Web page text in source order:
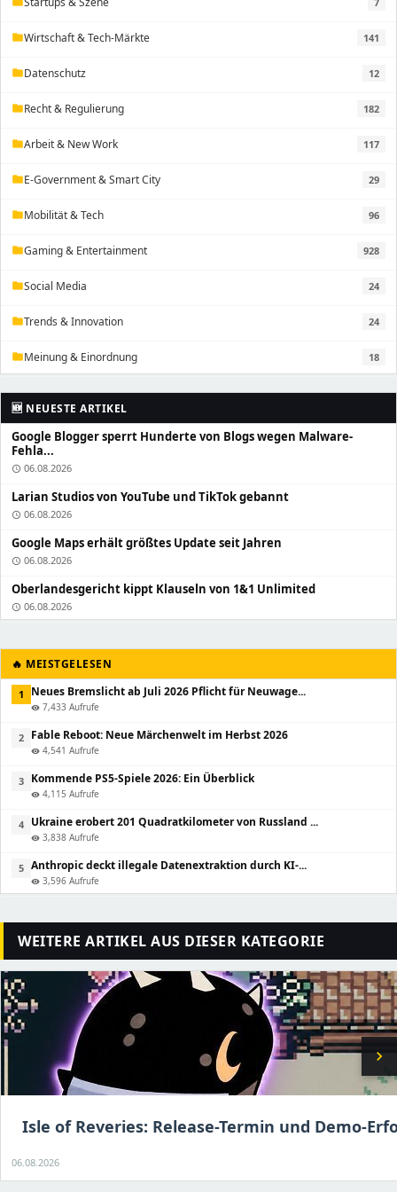
folderWirtschaft & Tech-Märkte 141
folderDatenschutz 12
folderRecht & Regulierung 182
folderArbeit & New Work 117
folderE-Government & Smart City 29
folderMobilität & Tech 96
folderGaming & Entertainment 928
folderSocial Media 24
folderTrends & Innovation 24
folderMeinung & Einordnung 18
🆕 NEUESTE ARTIKEL
Google Blogger sperrt Hunderte von Blogs wegen Malware-
Fehla...
schedule 06.08.2026
Larian Studios von YouTube und TikTok gebannt
schedule 06.08.2026
Google Maps erhält größtes Update seit Jahren
schedule 06.08.2026
Oberlandesgericht kippt Klauseln von 1&1 Unlimited
schedule 06.08.2026
🔥 MEISTGELESEN
1 Neues Bremslicht ab Juli 2026 Pflicht für Neuwage...
visibility 7,433 Aufrufe
2 Fable Reboot: Neue Märchenwelt im Herbst 2026
visibility 4,541 Aufrufe
3 Kommende PS5-Spiele 2026: Ein Überblick
visibility 4,115 Aufrufe
4 Ukraine erobert 201 Quadratkilometer von Russland ...
visibility 3,838 Aufrufe
5 Anthropic deckt illegale Datenextraktion durch KI-...
visibility 3,596 Aufrufe
WEITERE ARTIKEL AUS DIESER KATEGORIE
chevron_right
Isle of Reveries: Release-Termin und Demo-
06.08.2026